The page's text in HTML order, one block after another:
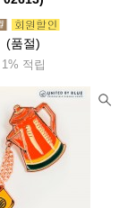
(Zentleman)
주퍼조지알
아이(Gsioutdoor)
치키(Cheeki)
카부(Kavu)
(품절)
1% 적립